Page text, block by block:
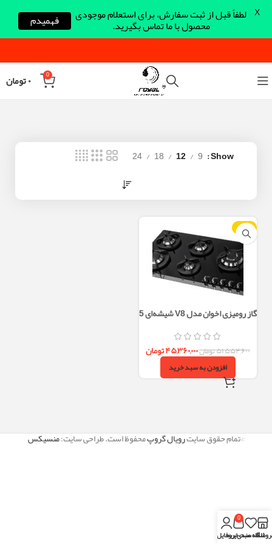
0 ۰تومان
Show
9
12
18
24
-12%
گاز رومیزی اخوان مدل V8 شیشه‌ای 5
۵۱,۵۵۴,۶۰۰تومان۴۵,۳۶۰,۰۰۰تومان
افزودن به سبد خرید
©تمام حقوق سایترویال گروپمحفوظ است. طراحی سایت:منسیکس
لطفاً قبل از ثبت سفارش، برای استعلام موجودی
محصول با ما تماس بگیرید. فهمیدم X
علاقه مندی
0
سبد خریدپروفایل